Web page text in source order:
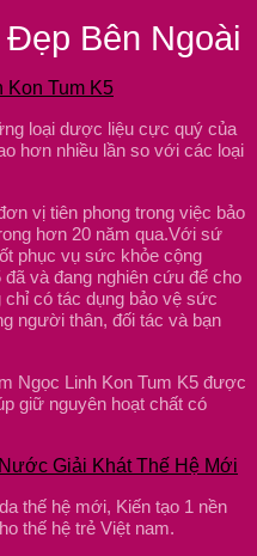
Bên Ngoài
Kon Tum K5
loại dược liệu cực quý của
hơn nhiều lần so với các loại
vị tiên phong trong việc bảo
hơn 20 năm qua.Với sứ
phục vụ sức khỏe cộng
và đang nghiên cứu để cho
có tác dụng bảo vệ sức
người thân, đối tác và bạn
Ngọc Linh Kon Tum K5 được
giữ nguyên hoạt chất có
Giải Khát Thế Hệ Mới
thế hệ mới, Kiến tạo 1 nền
thế hệ trẻ Việt nam.